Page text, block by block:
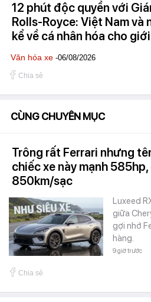
12 phút độc quyền với
Rolls-Royce: Việt Nam và
kể về cá nhân hóa cho
Văn hóa xe -06/08/2026
Chia sẻ
CÙNG CHUYÊN MỤC
Trông rất Ferrari nhưng
chiếc xe này mạnh
850km/sạc
Luxeed
giữa
gợi nhớ
hàng.
9 giờ trước
Chia sẻ